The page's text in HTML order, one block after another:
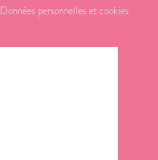
Données personnelles et cookies